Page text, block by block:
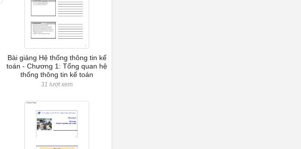
Bài giảng Hệ thống thông tin kế
toán - Chương 1: Tổng quan hệ
thống thông tin kế toán
31 lượt xem